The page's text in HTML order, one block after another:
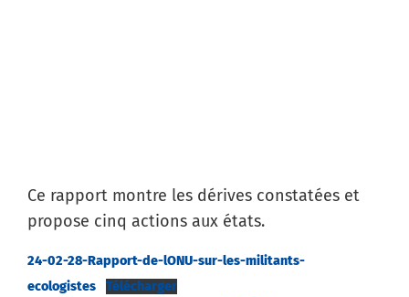
Ce rapport montre les dérives constatées et
propose cinq actions aux états.
24-02-28-Rapport-de-lONU-sur-les-militants-
ecologistes
Télécharger